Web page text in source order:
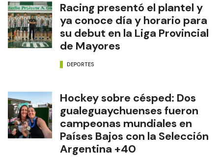
Racing presentó el plantel y
ya conoce día y horario para
su debut en la Liga Provincial
de Mayores
DEPORTES
Hockey sobre césped: Dos
gualeguaychuenses fueron
campeonas mundiales en
Países Bajos con la Selección
Argentina +40